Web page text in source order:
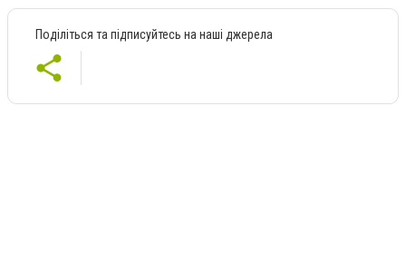
Поділіться та підписуйтесь на наші джерела